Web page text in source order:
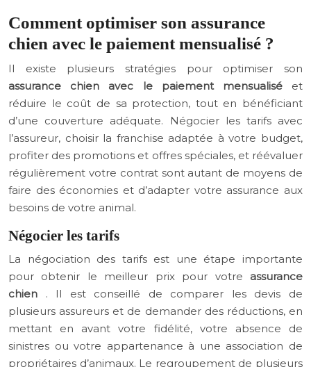
Comment optimiser son assurance
chien avec le paiement mensualisé ?
Il existe plusieurs stratégies pour optimiser son
assurance chien avec le paiement mensualisé et
réduire le coût de sa protection, tout en bénéficiant
d’une couverture adéquate. Négocier les tarifs avec
l’assureur, choisir la franchise adaptée à votre budget,
profiter des promotions et offres spéciales, et réévaluer
régulièrement votre contrat sont autant de moyens de
faire des économies et d’adapter votre assurance aux
besoins de votre animal.
Négocier les tarifs
La négociation des tarifs est une étape importante
pour obtenir le meilleur prix pour votre assurance
chien . Il est conseillé de comparer les devis de
plusieurs assureurs et de demander des réductions, en
mettant en avant votre fidélité, votre absence de
sinistres ou votre appartenance à une association de
propriétaires d’animaux. Le regroupement de plusieurs